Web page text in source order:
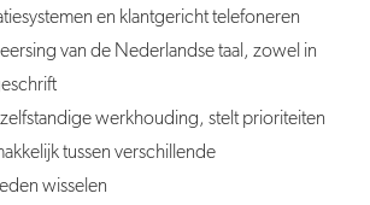
en klantgericht telefoneren
van de Nederlandse taal, zowel in
zelfstandige werkhouding, stelt prioriteiten
tussen verschillende
wisselen